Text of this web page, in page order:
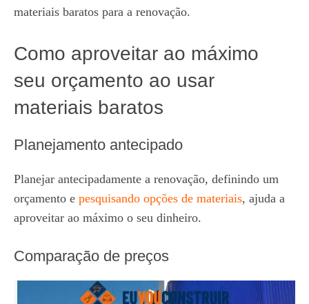
materiais baratos para a renovação.
Como aproveitar ao máximo
seu orçamento ao usar
materiais baratos
Planejamento antecipado
Planejar antecipadamente a renovação, definindo um
orçamento e pesquisando opções de materiais, ajuda a
aproveitar ao máximo o seu dinheiro.
Comparação de preços